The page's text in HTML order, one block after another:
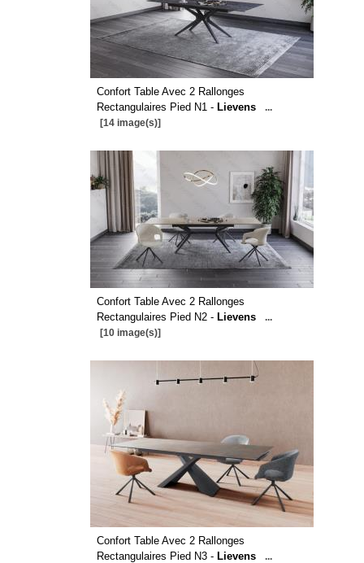
Confort Table Avec 2 Rallonges
Rectangulaires Pied N1 - Lievens
...
[14 image(s)]
Confort Table Avec 2 Rallonges
Rectangulaires Pied N2 - Lievens
...
[10 image(s)]
Confort Table Avec 2 Rallonges
Rectangulaires Pied N3 - Lievens
...